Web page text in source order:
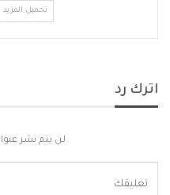
تحميل
اترك رد
لن يتم نشر